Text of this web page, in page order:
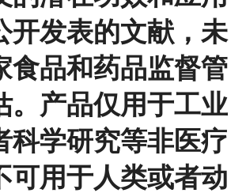
开发表的文献，未
食品和药品监督管
。产品仅用于工业
科学研究等非医疗
可用于人类或者动